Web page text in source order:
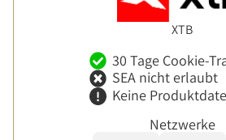
XTB
30 Tage Cookie-
SEA nicht erlaubt
Keine
Netzwerke